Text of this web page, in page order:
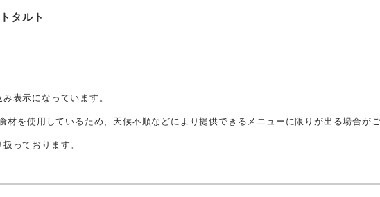
タルト
表示になっています。
材を使用しているため、天候不順などにより提供できるメニューに限りが出る場合がご
っております。